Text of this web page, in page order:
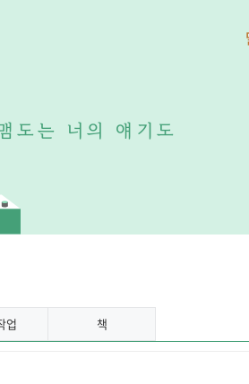
도는 너의 얘 기 도
업 책